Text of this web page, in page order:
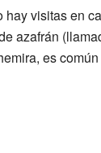
visitas en
azafrán
es